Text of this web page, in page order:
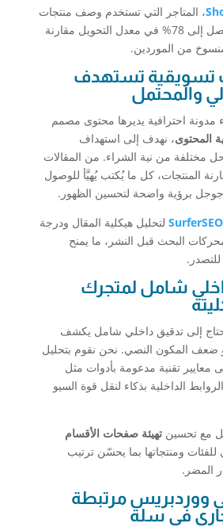
، المتاجر التي تستخدم وصف منتجات
مخصص تشهد زيادة تصل إلى 78% في معدل التحويل مقارنة
من الموردين.
تسويقية تستهدف
والمحتمل
مدونة احترافية يديرها محتوى مصمم
المحتوى، نهدف إلى استهداف
مختلفة من نية الشراء. من المقالات
المنتجات، كل ما يُكتب يُهيَّأ للوصول
برؤية واضحة لتحسين الظهور.
SurferSEOلتحليل هيكلية المقال ودرجة
البحث قبل النشر، ما يمنح
شامل لمتجرك
إلى تدقيق داخلي شامل يكشف
أو ضعف المكون النصي. نحن نقوم بتحليل
معايير تقنية مدعومة بأدوات مثل
الداخلية بذكاء لنقل قوة السيو
مع تحسين تهيئة صفحات الأقسام
للفئات ومنتجاتها بما يحسّن ترتيب
المضر.
ووردبريس مرتبطة
في سلة